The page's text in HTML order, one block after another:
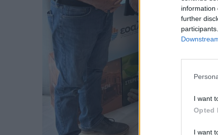
information
further
I want
Opted
I want